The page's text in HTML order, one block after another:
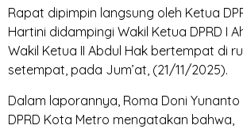
‎Rapat dipimpin langsung oleh Ketua
Hartini didampingi Wakil Ketua DPRD I
Wakil Ketua II Abdul Hak bertempat di
setempat, pada Jum’at, (21/11/2025).
‎Dalam laporannya, Roma Doni
DPRD Kota Metro mengatakan bahwa,